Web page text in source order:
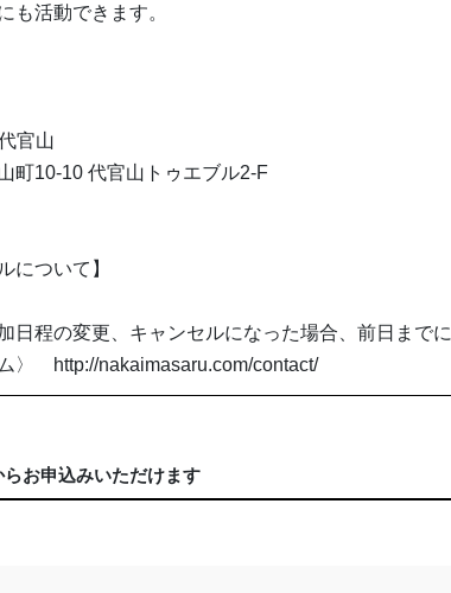
も活動できます。
官山
町10-10 代官山トゥエブル2-F
について】
日程の変更、キャンセルになった場合、前日まで
ム〉 http://nakaimasaru.com/contact/
お申込みいただけます